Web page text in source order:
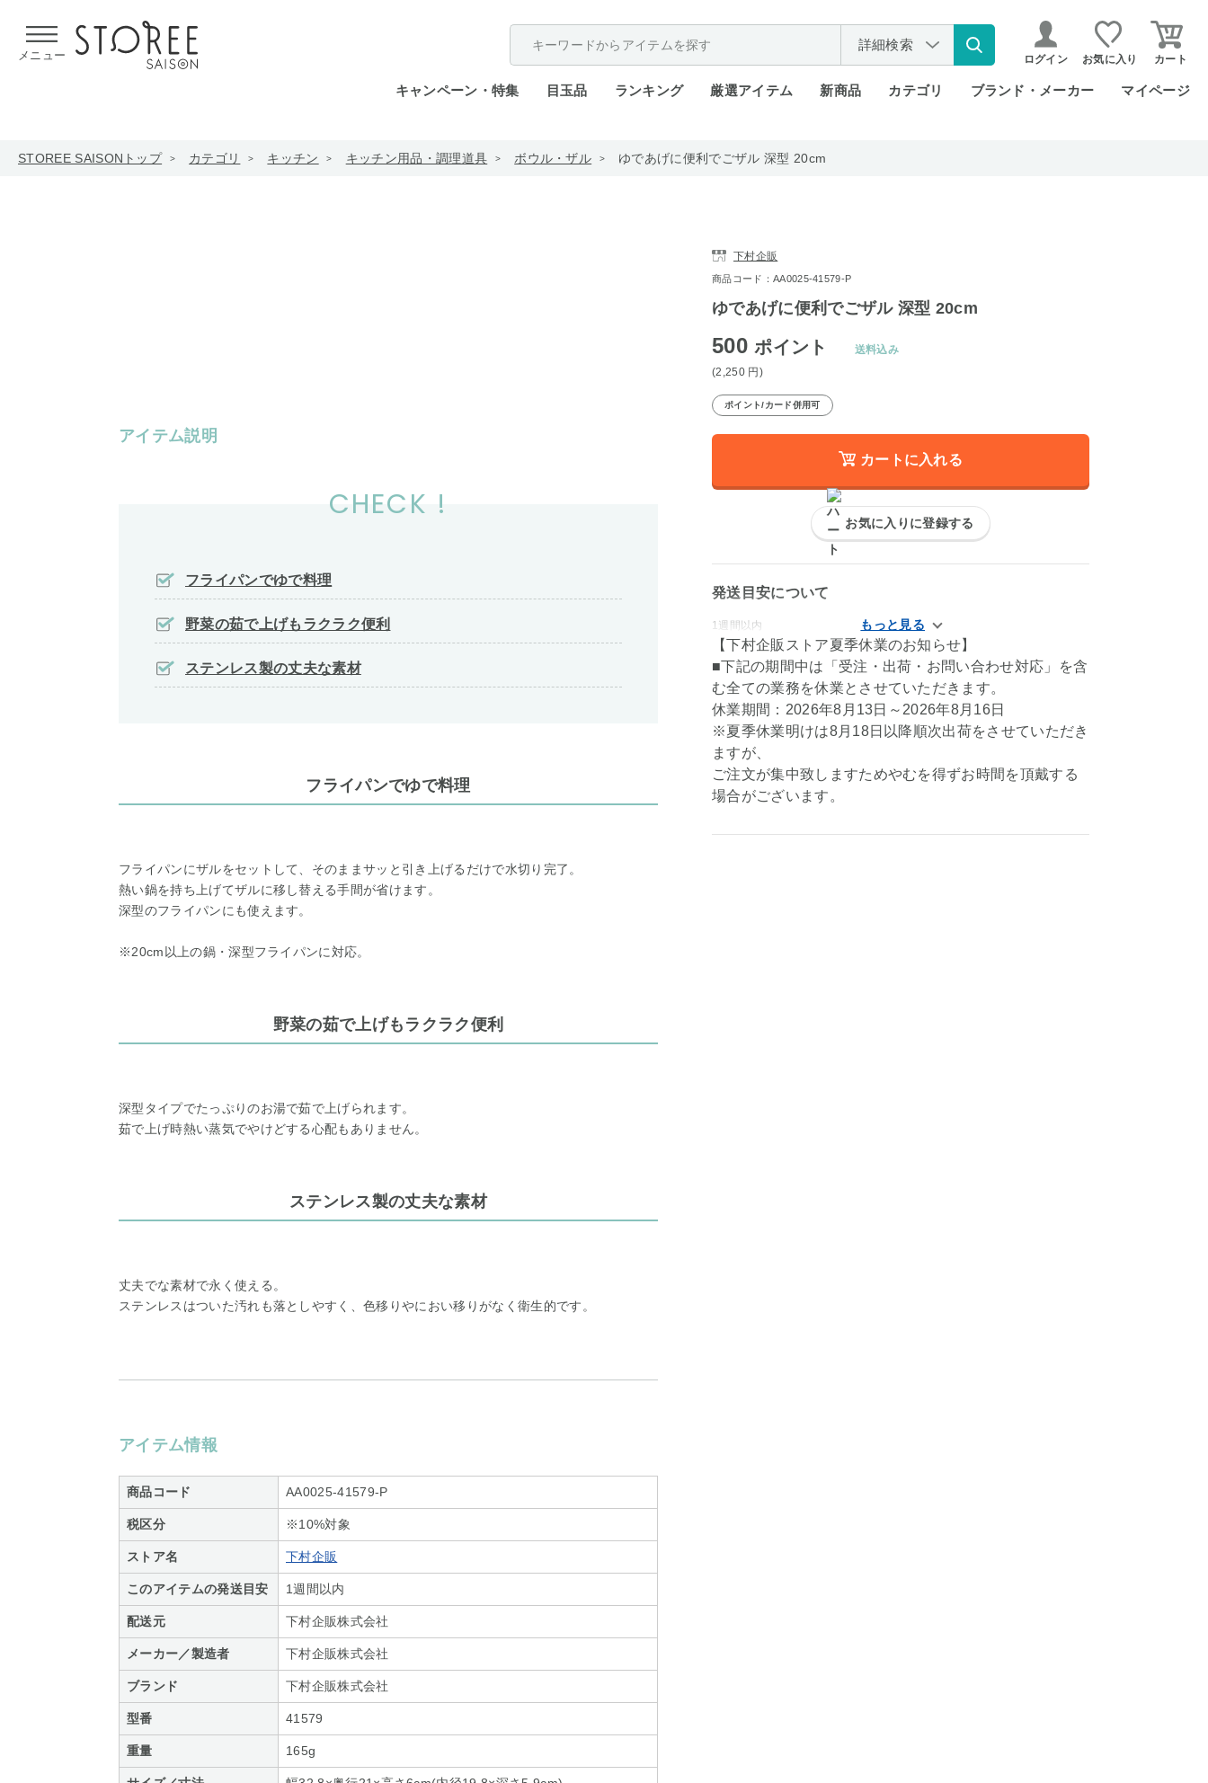
メニュー
詳細検索
ログイン お気に入り カート
キャンペーン・特集 目玉品 ランキング 厳選アイテム 新商品 カテゴリ ブランド・メーカー マイページ
STOREE SAISONトップ カテゴリ キッチン キッチン用品・調理道具 ボウル・ザル ゆであげに便利でごザル 深型 20cm
アイテム説明
CHECK !
フライパンでゆで料理
野菜の茹で上げもラクラク便利
ステンレス製の丈夫な素材
フライパンでゆで料理
フライパンにザルをセットして、そのままサッと引き上げるだけで水切り完了。
熱い鍋を持ち上げてザルに移し替える手間が省けます。
深型のフライパンにも使えます。
※20cm以上の鍋・深型フライパンに対応。
野菜の茹で上げもラクラク便利
深型タイプでたっぷりのお湯で茹で上げられます。
茹で上げ時熱い蒸気でやけどする心配もありません。
ステンレス製の丈夫な素材
丈夫でな素材で永く使える。
ステンレスはついた汚れも落としやすく、色移りやにおい移りがなく衛生的です。
アイテム情報
商品コード AA0025-41579-P
税区分 ※10%対象
ストア名 下村企販
このアイテムの発送目安 1週間以内
配送元 下村企販株式会社
メーカー／製造者 下村企販株式会社
ブランド 下村企販株式会社
型番 41579
重量 165g
下村企販
商品コード：AA0025-41579-P
ゆであげに便利でごザル 深型 20cm
500ポイント
(2,250 円 )
送料込み
ポイント/カード併用可
カートに入れる
お気に入りに登録する
発送目安について
1週間以内
【下村企販ストア夏季休業のお知らせ】
■下記の期間中は「受注・出荷・お問い合わせ対応」を含
む全ての業務を休業とさせていただきます。
休業期間：2026年8月13日～2026年8月16日
※夏季休業明けは8月18日以降順次出荷をさせていただき
ますが、
ご注文が集中致しますためやむを得ずお時間を頂戴する
場合がございます。